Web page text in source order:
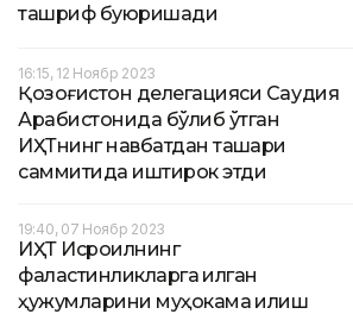
ташриф буюришади
16:15, 12 Ноябр 2023
Қозоғистон делегацияси Саудия
Арабистонида бўлиб ўтган
ИҲТнинг навбатдан ташқари
саммитида иштирок этди
19:40, 07 Ноябр 2023
ИҲТ Исроилнинг
фаластинликларга қилган
ҳужумларини муҳокама қилиш